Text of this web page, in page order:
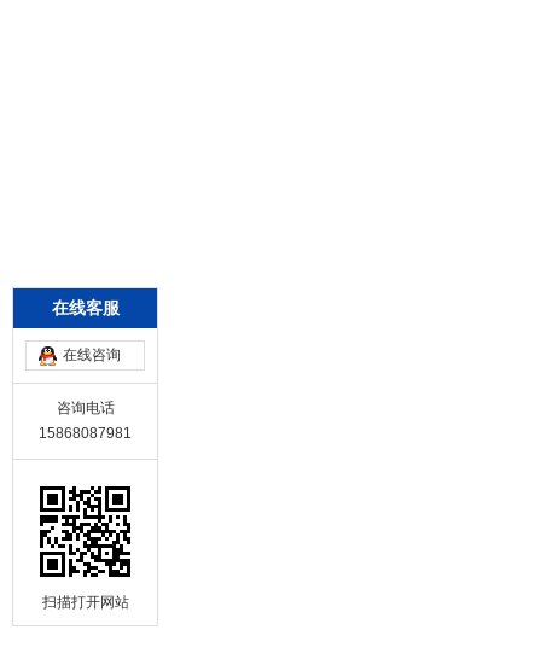
在线客服
在线咨询
咨询电话
15868087981
扫描打开网站